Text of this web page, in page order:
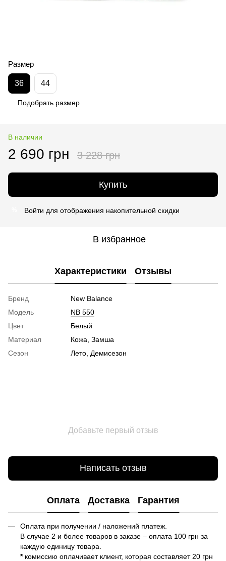
Размер
36 44
Подобрать размер
В наличии
2 690 грн 3 228 грн
Купить
Войти для отображения накопительной скидки
В избранное
Характеристики Отзывы
Бренд
New Balance
Модель
NB 550
Цвет
Белый
Материал
Кожа, Замша
Сезон
Лето, Демисезон
Добавьте первый отзыв
Написать отзыв
Оплата Доставка Гарантия
Оплата при получении / наложений платеж.
В случае 2 и более товаров в заказе – оплата 100 грн за
каждую единицу товара.
* комиссию оплачивает клиент, которая составляет 20 грн